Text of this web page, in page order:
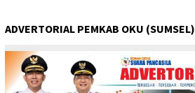
ADVERTORIAL PEMKAB OKU (SUMSEL)